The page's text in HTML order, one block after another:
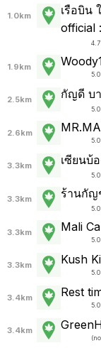
1.0km
เรือบิน
official
1.9km
2.5km กัญดี บ
2.6km
3.3km เซียนบ้
3.3km ร้านกัญ
3.3km Mali
3.3km Kush
3.4km Rest
3.4km
(